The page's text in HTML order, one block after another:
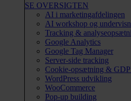
SE OVERSIGTEN
AI i marketingafdelingen
AI workshop og
Tracking &
Google Analytics
Google Tag Manager
Server-side tracking
Cookie-opsætning &
WordPress udvikling
WooCommerce
Pop-up building